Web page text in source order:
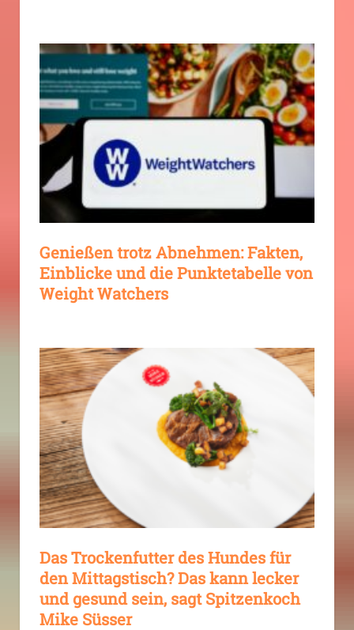
Genießen trotz Abnehmen: Fakten,
Einblicke und die Punktetabelle von
Weight Watchers
Das Trockenfutter des Hundes für
den Mittagstisch? Das kann lecker
und gesund sein, sagt Spitzenkoch
Mike Süsser